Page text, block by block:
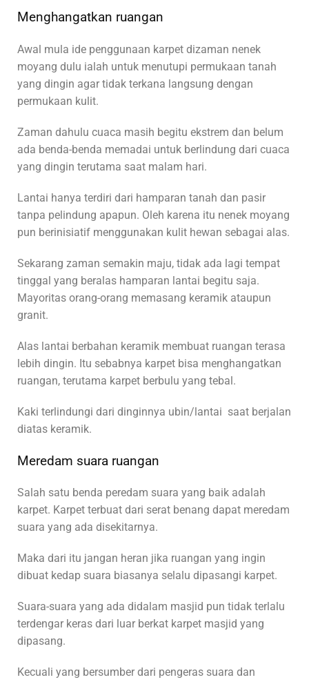
Menghangatkan ruangan
Awal mula ide penggunaan karpet dizaman nenek
moyang dulu ialah untuk menutupi permukaan tanah
yang dingin agar tidak terkana langsung dengan
permukaan kulit.
Zaman dahulu cuaca masih begitu ekstrem dan belum
ada benda-benda memadai untuk berlindung dari cuaca
yang dingin terutama saat malam hari.
Lantai hanya terdiri dari hamparan tanah dan pasir
tanpa pelindung apapun. Oleh karena itu nenek moyang
pun berinisiatif menggunakan kulit hewan sebagai alas.
Sekarang zaman semakin maju, tidak ada lagi tempat
tinggal yang beralas hamparan lantai begitu saja.
Mayoritas orang-orang memasang keramik ataupun
granit.
Alas lantai berbahan keramik membuat ruangan terasa
lebih dingin. Itu sebabnya karpet bisa menghangatkan
ruangan, terutama karpet berbulu yang tebal.
Kaki terlindungi dari dinginnya ubin/lantai saat berjalan
diatas keramik.
Meredam suara ruangan
Salah satu benda peredam suara yang baik adalah
karpet. Karpet terbuat dari serat benang dapat meredam
suara yang ada disekitarnya.
Maka dari itu jangan heran jika ruangan yang ingin
dibuat kedap suara biasanya selalu dipasangi karpet.
Suara-suara yang ada didalam masjid pun tidak terlalu
terdengar keras dari luar berkat karpet masjid yang
dipasang.
Kecuali yang bersumber dari pengeras suara dan